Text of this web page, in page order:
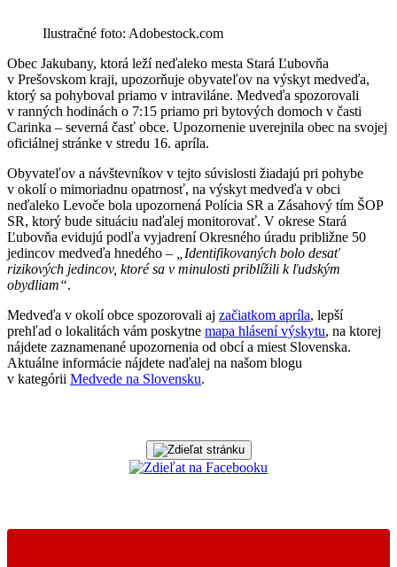
Ilustračné foto: Adobestock.com
Obec Jakubany, ktorá leží neďaleko mesta Stará Ľubovňa
v Prešovskom kraji, upozorňuje obyvateľov na výskyt medveďa,
ktorý sa pohyboval priamo v intraviláne. Medveďa spozorovali
v ranných hodinách o 7:15 priamo pri bytových domoch v časti
Carinka – severná časť obce. Upozornenie uverejnila obec na svojej
oficiálnej stránke v stredu 16. apríla.
Obyvateľov a návštevníkov v tejto súvislosti žiadajú pri pohybe
v okolí o mimoriadnu opatrnosť, na výskyt medveďa v obci
neďaleko Levoče bola upozornená Polícia SR a Zásahový tím ŠOP
SR, ktorý bude situáciu naďalej monitorovať. V okrese Stará
Ľubovňa evidujú podľa vyjadrení Okresného úradu približne 50
jedincov medveďa hnedého –
„Identifikovaných bolo desať
rizikových jedincov, ktoré sa v minulosti priblížili k ľudským
obydliam“.
Medveďa v okolí obce spozorovali aj začiatkom apríla, lepší
prehľad o lokalitách vám poskytne mapa hlásení výskytu, na ktorej
nájdete zaznamenané upozornenia od obcí a miest Slovenska.
Aktuálne informácie nájdete naďalej na našom blogu
v kategórii Medvede na Slovensku.